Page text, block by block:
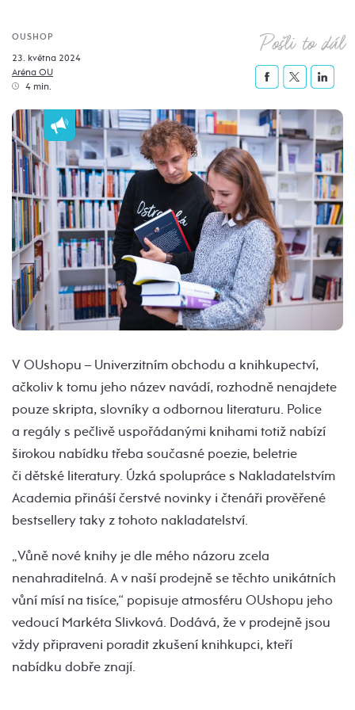
OUSHOP
23. května 2024
Aréna OU
4 min.
Pošli to dál
V OUshopu – Univerzitním obchodu a knihkupectví,
ačkoliv k tomu jeho název navádí, rozhodně nenajdete
pouze skripta, slovníky a odbornou literaturu. Police
a regály s pečlivě uspořádanými knihami totiž nabízí
širokou nabídku třeba současné poezie, beletrie
či dětské literatury. Úzká spolupráce s Nakladatelstvím
Academia přináší čerstvé novinky i čtenáři prověřené
bestsellery taky z tohoto nakladatelství.
„Vůně nové knihy je dle mého názoru zcela
nenahraditelná. A v naší prodejně se těchto unikátních
vůní mísí na tisíce,“ popisuje atmosféru OUshopu jeho
vedoucí Markéta Slivková. Dodává, že v prodejně jsou
vždy připraveni poradit zkušení knihkupci, kteří
nabídku dobře znají.